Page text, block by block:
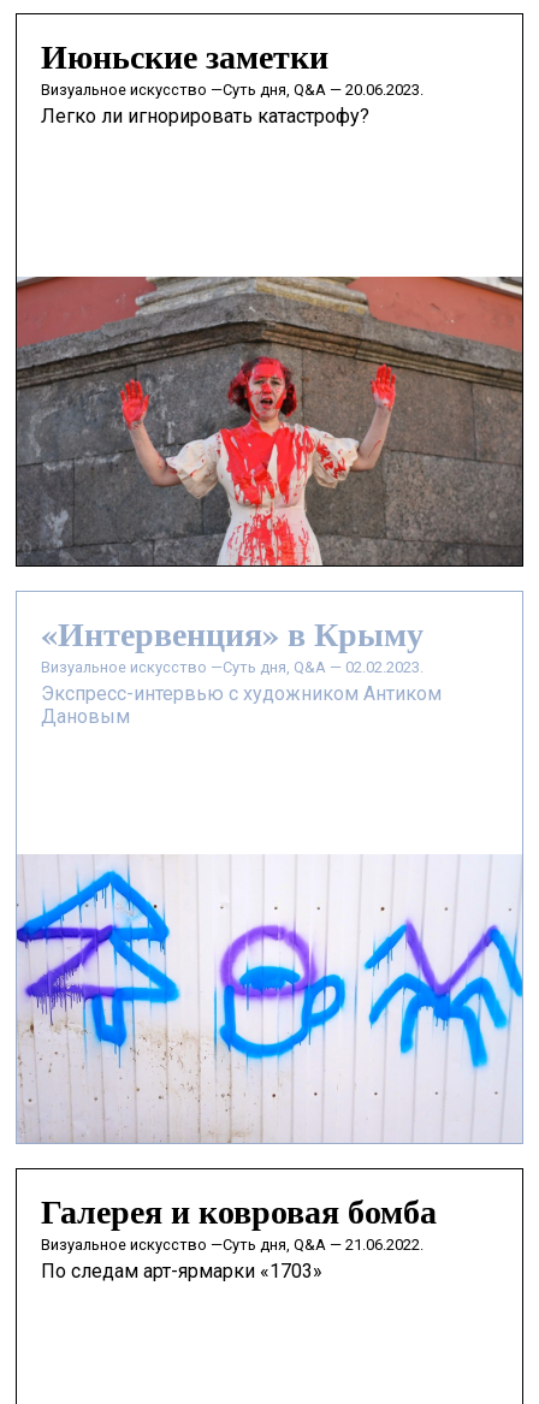
Июньские заметки
визуальное искусство —Суть дня, Q&A — 20.06.2023.
Легко ли игнорировать катастрофу?
«Интервенция» в Крыму
визуальное искусство —Суть дня, Q&A — 02.02.2023.
Экспресс-интервью с художником Антиком
Дановым
Галерея и ковровая бомба
визуальное искусство —Суть дня, Q&A — 21.06.2022.
По следам арт-ярмарки «1703»